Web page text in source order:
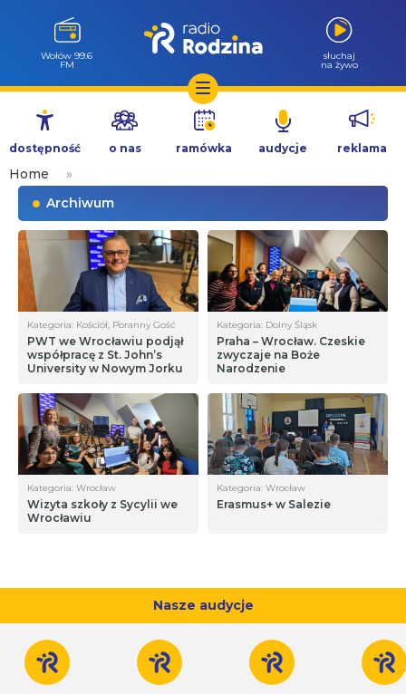
Przejdź
treści
Wołów 99.6
FM
słuchaj
na żywo
dostępność o nas ramówka audycje reklama
Home
»
Archiwum
Kategoria: Kościół, Poranny Gość
PWT we Wrocławiu podjął
współpracę z St. John’s
University w Nowym Jorku
Kategoria: Dolny Śląsk
Praha – Wrocław. Czeskie
zwyczaje na Boże
Narodzenie
Kategoria: Wrocław
Wizyta szkoły z Sycylii we
Wrocławiu
Kategoria: Wrocław
Erasmus+ w Salezie
Nasze audycje